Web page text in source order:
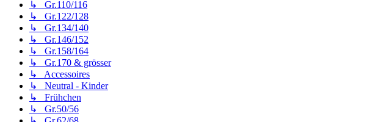
↳ Gr.110/116
↳ Gr.122/128
↳ Gr.134/140
↳ Gr.146/152
↳ Gr.158/164
↳ Gr.170 & grösser
↳ Accessoires
↳ Neutral - Kinder
↳ Frühchen
↳ Gr.50/56